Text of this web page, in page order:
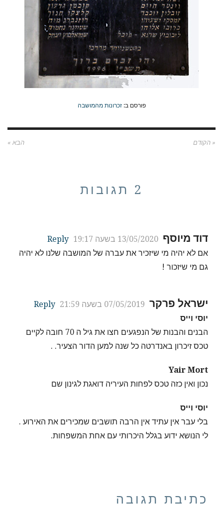
פורסם ב:זכרונות מהמושבה
« הקודם הבא »
2 תגובות
דוד מיוסף 13/05/2020 בשעה 19:17
Reply
אם לא יהיה מי שיזכיר את עברה של המושבה שלנו לא יהיה
גם מי שיזכור !
ישראל פרקר 07/05/2019 בשעה 21:59
Reply
יוסי וייס
הבנים והבנות של הנפגעים חצו את גיל ה 70 חובה לקיים
טכס זיכרון באנדרטה כל שנה למען הדור הצעיר. .
Yair Mort
נכון ואין כזה טכס לפחות העיריה דואגת לגינון שם
יוסי וייס
בלי עבר אין עתיד אין הרבה תושבים שמכירים את האירוע .
לי הנושא ידוע בגלל היכרותי עם אחת המשפחות.
כתיבת תגובה